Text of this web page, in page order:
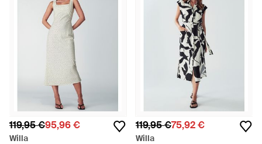
119,95 €95,96 €
Willa
119,95 €75,92 €
Willa